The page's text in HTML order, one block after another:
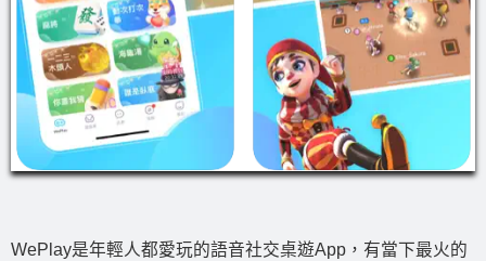
WePlay是年輕人都愛玩的語音社交桌遊App，有當下最火的